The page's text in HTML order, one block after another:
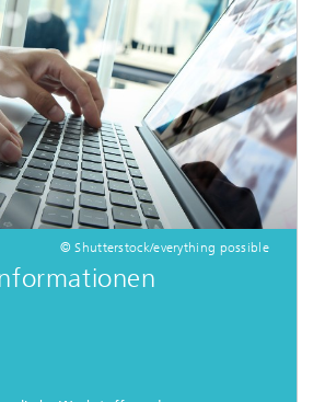
© Shutterstock/everything possible